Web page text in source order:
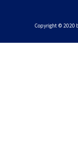
Copyright © 2020